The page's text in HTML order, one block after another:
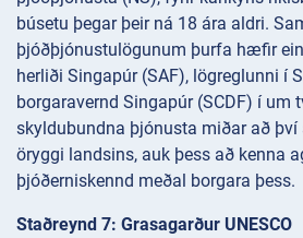
búsetu þegar þeir ná 18 ára aldri.
þjóðþjónustulögunum þurfa hæfir
herliði Singapúr (SAF), lögreglunni í
borgaravernd Singapúr (SCDF) í um
skyldubundna þjónusta miðar að því
öryggi landsins, auk þess að kenna
þjóðerniskennd meðal borgara þess.
Staðreynd 7: Grasagarður UNESCO